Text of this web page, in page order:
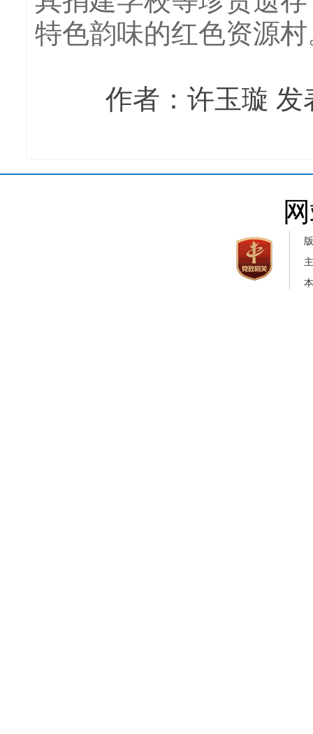
特色韵味的红色资源
作者：许玉璇 发